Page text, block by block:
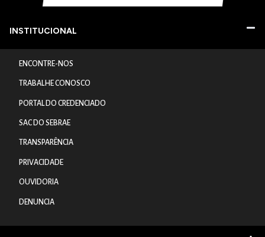
INSTITUCIONAL
ENCONTRE-NOS
TRABALHE CONOSCO
PORTAL DO CREDENCIADO
SAC DO SEBRAE
TRANSPARÊNCIA
PRIVACIDADE
OUVIDORIA
DENUNCIA